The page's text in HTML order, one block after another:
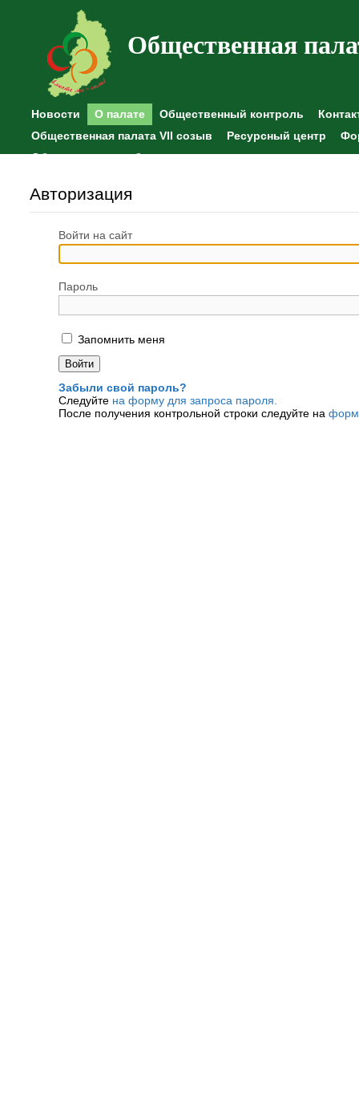
Общественная
Новости О палате Общественный контроль
Общественная палата VII созыв
Ресурсный центр
Общественные наблюдения
Авторизация
Войти на сайт
Пароль
Запомнить меня
Забыли свой пароль?
Следуйте на форму для запроса пароля.
После получения контрольной строки следуйте на